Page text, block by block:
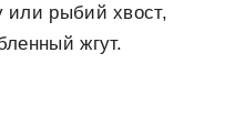
или рыбий хвост,
жгут.